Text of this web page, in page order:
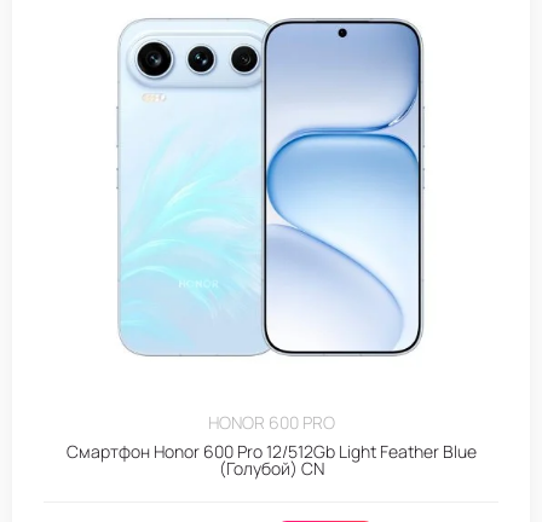
HONOR 600 PRO
Смартфон Honor 600 Pro 12/512Gb Light Feather Blue
(Голубой) CN